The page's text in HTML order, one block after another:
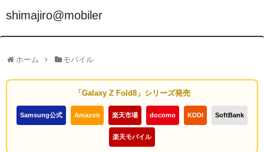
shimajiro@mobiler
ホーム モバイル
「Galaxy Z Fold8」シリーズ発売
Samsung公式 Amazon 楽天市場 docomo KDDI SoftBank
楽天モバイル